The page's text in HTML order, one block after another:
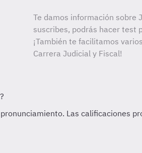
Te damos información sobre
suscribes, podrás hacer test
¡También te facilitamos
Carrera Judicial y Fiscal!